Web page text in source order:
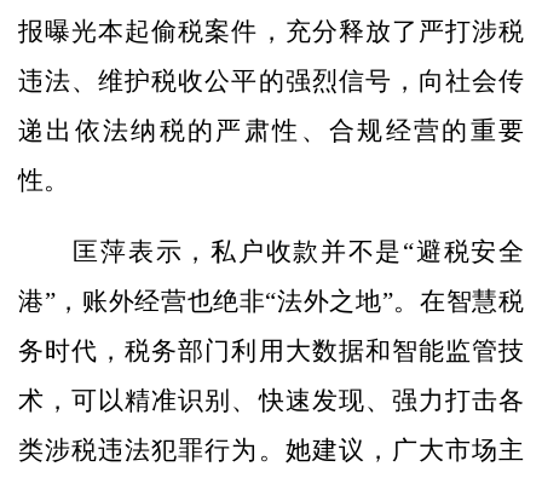
报曝光本起偷税案件，充分释放了严打涉税
违法、维护税收公平的强烈信号，向社会传
递出依法纳税的严肃性、合规经营的重要
性。
匡萍表示，私户收款并不是“避税安全
港”，账外经营也绝非“法外之地”。在智慧税
务时代，税务部门利用大数据和智能监管技
术，可以精准识别、快速发现、强力打击各
类涉税违法犯罪行为。她建议，广大市场主